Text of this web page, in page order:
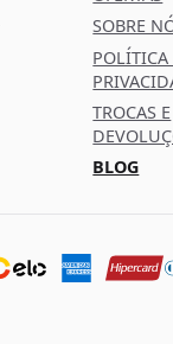
SOBRE
POLÍTICA
TROCAS E
BLOG